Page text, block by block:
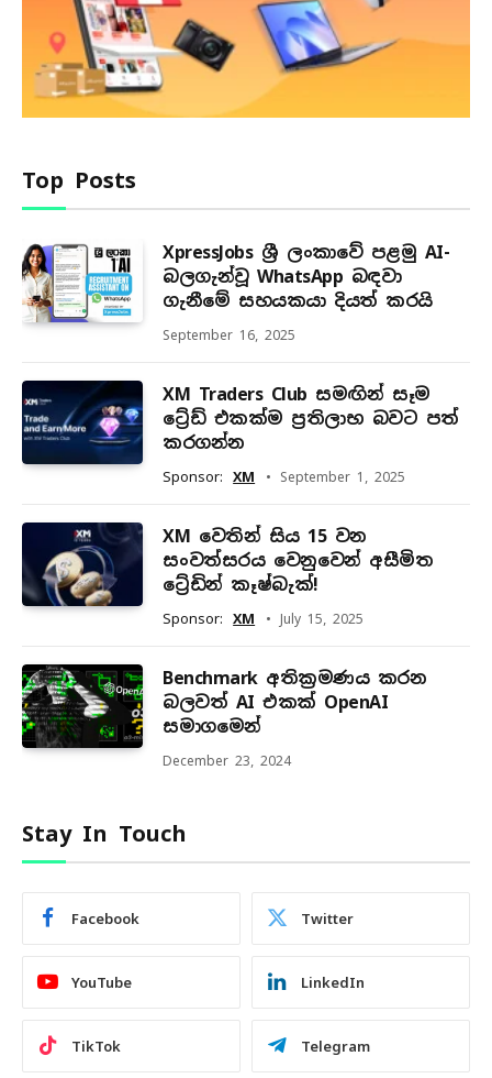
Top Posts
XpressJobs ශ්‍රී ලංකාවේ පළමු AI-
බලගැන්වූ WhatsApp බඳවා
ගැනීමේ සහයකයා දියත් කරයි
September 16, 2025
XM Traders Club සමඟින් සෑම
ට්‍රේඩ් එකක්ම ප්‍රතිලාභ බවට පත්
කරගන්න
Sponsor: XM September 1, 2025
XM වෙතින් සිය 15 වන
සංවත්සරය වෙනුවෙන් අසීමිත
ට්‍රේඩින් කෑෂ්බැක්!
Sponsor: XM July 15, 2025
Benchmark අතික්‍රමණය කරන
බලවත් AI එකක් OpenAI
සමාගමෙන්
December 23, 2024
Stay In Touch
Facebook Twitter
YouTube LinkedIn
TikTok Telegram